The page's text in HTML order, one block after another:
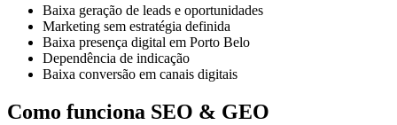
Baixa geração de leads e oportunidades
Marketing sem estratégia definida
Baixa presença digital em Porto Belo
Dependência de indicação
Baixa conversão em canais digitais
Como funciona SEO & GEO